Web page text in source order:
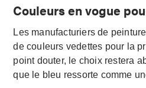
Couleurs en vogue
Les manufacturiers de
de couleurs vedettes pour la
point douter, le choix restera
que le bleu ressorte comme